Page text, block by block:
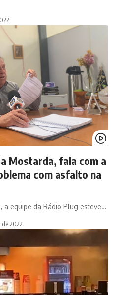
Mostarda, fala com a
com asfalto na
a equipe da Rádio Plug esteve…
de 2022